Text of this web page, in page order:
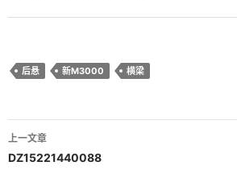
后悬 新M3000 横梁
文
章
上一文章
DZ15221440088